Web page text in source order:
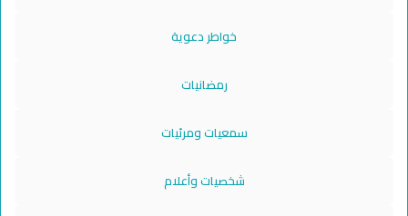
خواطر دعوية
رمضانيات
سمعيات ومرئيات
شخصيات وأعلام